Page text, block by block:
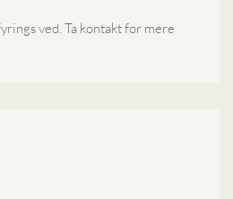
ved. Ta kontakt for mere